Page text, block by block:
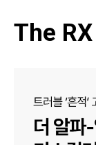
The RX